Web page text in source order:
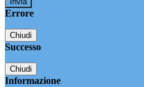
Errore
Chiudi
Successo
Chiudi
Informazione